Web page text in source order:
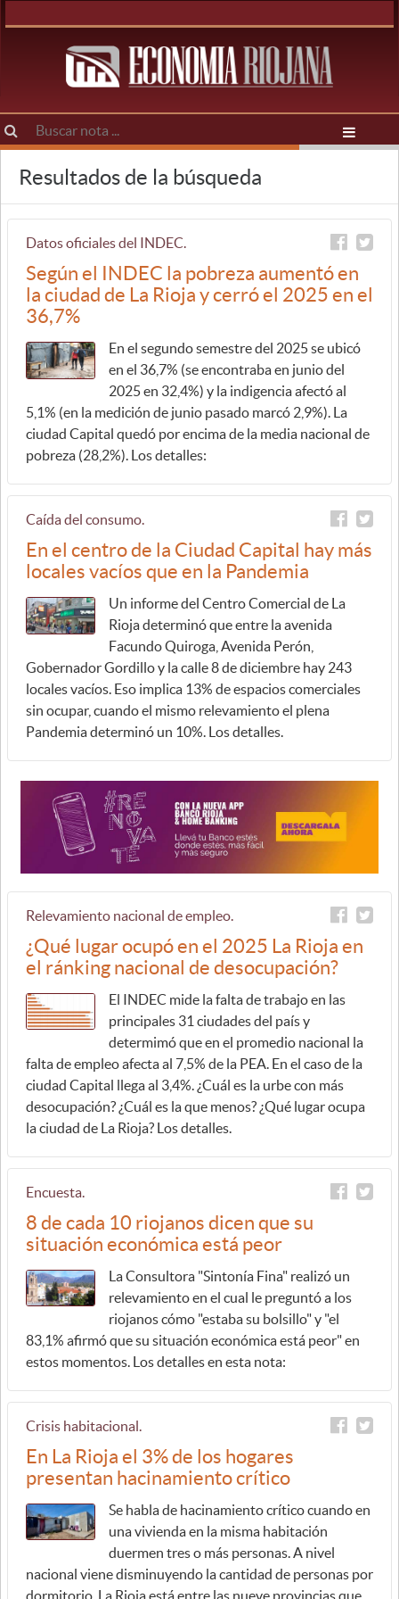
Resultados de la búsqueda
Datos oficiales del INDEC.
Según el INDEC la pobreza aumentó en
la ciudad de La Rioja y cerró el 2025 en el
36,7%
En el segundo semestre del 2025 se ubicó
en el 36,7% (se encontraba en junio del
2025 en 32,4%) y la indigencia afectó al
5,1% (en la medición de junio pasado marcó 2,9%). La
ciudad Capital quedó por encima de la media nacional de
pobreza (28,2%). Los detalles:
Caída del consumo.
En el centro de la Ciudad Capital hay más
locales vacíos que en la Pandemia
Un informe del Centro Comercial de La
Rioja determinó que entre la avenida
Facundo Quiroga, Avenida Perón,
Gobernador Gordillo y la calle 8 de diciembre hay 243
locales vacíos. Eso implica 13% de espacios comerciales
sin ocupar, cuando el mismo relevamiento el plena
Pandemia determinó un 10%. Los detalles.
Relevamiento nacional de empleo.
¿Qué lugar ocupó en el 2025 La Rioja en
el ránking nacional de desocupación?
El INDEC mide la falta de trabajo en las
principales 31 ciudades del país y
determimó que en el promedio nacional la
falta de empleo afecta al 7,5% de la PEA. En el caso de la
ciudad Capital llega al 3,4%. ¿Cuál es la urbe con más
desocupación? ¿Cuál es la que menos? ¿Qué lugar ocupa
la ciudad de La Rioja? Los detalles.
Encuesta.
8 de cada 10 riojanos dicen que su
situación económica está peor
La Consultora "Sintonía Fina" realizó un
relevamiento en el cual le preguntó a los
riojanos cómo "estaba su bolsillo" y "el
83,1% afirmó que su situación económica está peor" en
estos momentos. Los detalles en esta nota:
Crisis habitacional.
En La Rioja el 3% de los hogares
presentan hacinamiento crítico
Se habla de hacinamiento crítico cuando en
una vivienda en la misma habitación
duermen tres o más personas. A nivel
nacional viene disminuyendo la cantidad de personas por
dormitorio. La Rioja está entre las nueve provincias que